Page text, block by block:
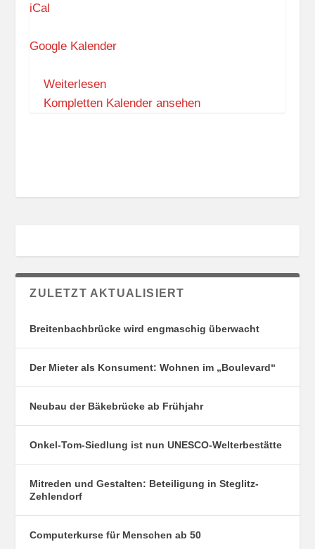
u
Z
e
d
f
iCal
Google Kalender
Weiterlesen
Kompletten Kalender ansehen
ZULETZT AKTUALISIERT
Breitenbachbrücke wird engmaschig überwacht
Der Mieter als Konsument: Wohnen im „Boulevard“
Neubau der Bäkebrücke ab Frühjahr
Onkel-Tom-Siedlung ist nun UNESCO-Welterbestätte
Mitreden und Gestalten: Beteiligung in Steglitz-
Zehlendorf
Computerkurse für Menschen ab 50